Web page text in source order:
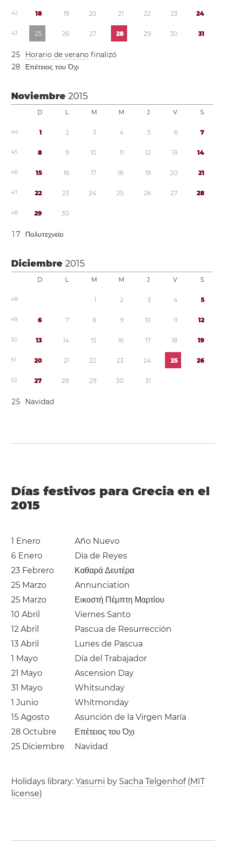
42 18 19 20 21 22 23 24
43 25 26 27 28 29 30 31
25 Horario de verano finalizó
28 Επέτειος του Όχι
Noviembre2015
D L M M J V S
44 1 2 3 4 5 6 7
45 8 9 10 11 12 13 14
46 15 16 17 18 19 20 21
47 22 23 24 25 26 27 28
48 29 30
1 7 Πολυτεχνείο
Diciembre2015
D L M M J V S
48 1 2 3 4 5
49 6 7 8 9 10 11 12
50 13 14 15 16 17 18 19
51 20 21 22 23 24 25 26
52 27 28 29 30 31
25 Navidad
Días festivos para Grecia en el
2015
1 Enero
Año Nuevo
6 Enero
Día de Reyes
23 Febrero
Καθαρά Δευτέρα
25 Marzo
Annunciation
25 Marzo
Εικοστή Πέμπτη Μαρτίου
10 Abril
Viernes Santo
12 Abril
Pascua de Resurrección
13 Abril
Lunes de Pascua
1 Mayo
Día del Trabajador
21 Mayo
Ascension Day
31 Mayo
Whitsunday
1 Junio
Whitmonday
15 Agosto
Asunción de la Virgen María
28 Octubre
Επέτειος του Όχι
25 Diciembre
Navidad
Holidays library:Yasumi by Sacha Telgenhof(MIT
license)